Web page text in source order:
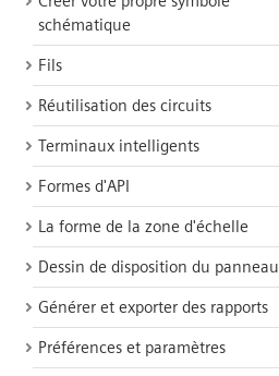
schématique
Fils
Réutilisation des circuits
Terminaux intelligents
Formes d'API
La forme de la zone d'échelle
Dessin de disposition du panneau
Générer et exporter des rapports
Préférences et paramètres